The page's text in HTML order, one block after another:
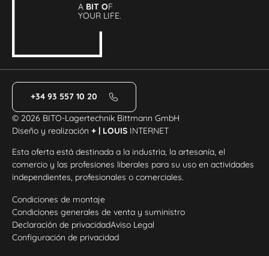
A BIT OF
YOUR LIFE.
+34 93 557 10 20
© 2026 BITO-Lagertechnik Bittmann GmbH
Diseño y realización+ | LOUIS INTERNET
Esta oferta está destinada a la industria, la artesanía, el
comercio y las profesiones liberales para su uso en actividades
independientes, profesionales o comerciales.
Condiciones de montaje
Condiciones generales de venta y suministro
Declaración de privacidadAviso Legal
Configuración de privacidad